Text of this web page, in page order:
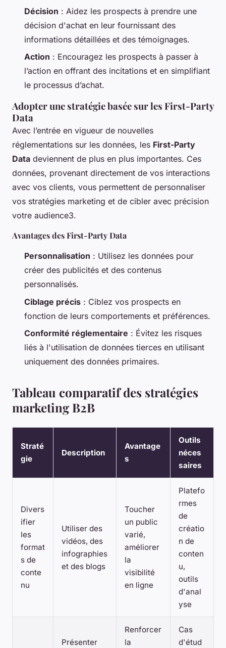
Décision : Aidez les prospects à prendre une
décision d'achat en leur fournissant des
informations détaillées et des témoignages.
Action : Encouragez les prospects à passer à
l’action en offrant des incitations et en simplifiant
le processus d’achat.
Adopter une stratégie basée sur les First-Party
Data
Avec l’entrée en vigueur de nouvelles
réglementations sur les données, les First-Party
Data deviennent de plus en plus importantes. Ces
données, provenant directement de vos interactions
avec vos clients, vous permettent de personnaliser
vos stratégies marketing et de cibler avec précision
votre audience3.
Avantages des First-Party Data
Personnalisation : Utilisez les données pour
créer des publicités et des contenus
personnalisés.
Ciblage précis : Ciblez vos prospects en
fonction de leurs comportements et préférences.
Conformité réglementaire : Évitez les risques
liés à l'utilisation de données tierces en utilisant
uniquement des données primaires.
Tableau comparatif des stratégies
marketing B2B
Straté
gie
Description
Avantage
s
Outils
néces
saires
Divers
ifier
les
format
s de
conte
nu
Utiliser des
vidéos, des
infographies
et des blogs
Toucher
un public
varié,
améliorer
la
visibilité
en ligne
Platefo
rmes
de
créatio
n de
conten
u,
outils
d'anal
yse
Présenter
Renforcer
la
Cas
d'étud